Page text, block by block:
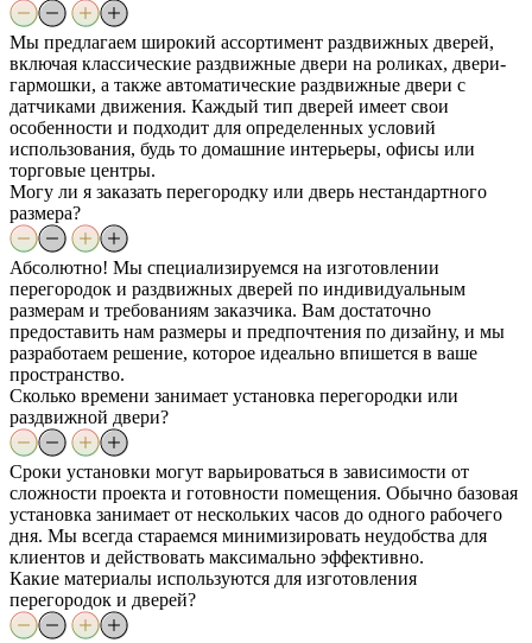
Мы предлагаем широкий ассортимент раздвижных дверей,
включая классические раздвижные двери на роликах, двери-
гармошки, а также автоматические раздвижные двери с
датчиками движения. Каждый тип дверей имеет свои
особенности и подходит для определенных условий
использования, будь то домашние интерьеры, офисы или
торговые центры.
Могу ли я заказать перегородку или дверь нестандартного
размера?
Абсолютно! Мы специализируемся на изготовлении
перегородок и раздвижных дверей по индивидуальным
размерам и требованиям заказчика. Вам достаточно
предоставить нам размеры и предпочтения по дизайну, и мы
разработаем решение, которое идеально впишется в ваше
пространство.
Сколько времени занимает установка перегородки или
раздвижной двери?
Сроки установки могут варьироваться в зависимости от
сложности проекта и готовности помещения. Обычно базовая
установка занимает от нескольких часов до одного рабочего
дня. Мы всегда стараемся минимизировать неудобства для
клиентов и действовать максимально эффективно.
Какие материалы используются для изготовления
перегородок и дверей?